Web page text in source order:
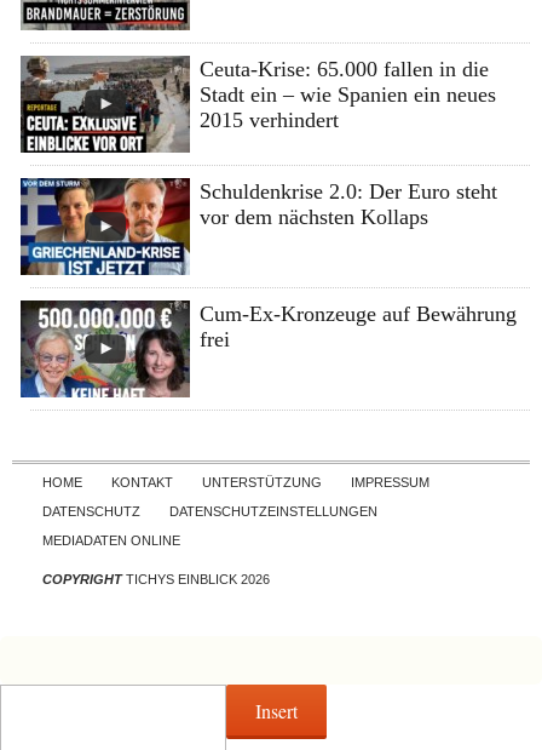
Ceuta-Krise: 65.000 fallen in die
Stadt ein – wie Spanien ein neues
2015 verhindert
Schuldenkrise 2.0: Der Euro steht
vor dem nächsten Kollaps
Cum-Ex-Kronzeuge auf Bewährung
frei
Skip to content
HOME KONTAKT UNTERSTÜTZUNG
IMPRESSUM
DATENSCHUTZ
DATENSCHUTZEINSTELLUNGEN
MEDIADATEN ONLINE
COPYRIGHTTICHYS EINBLICK 2026
Insert